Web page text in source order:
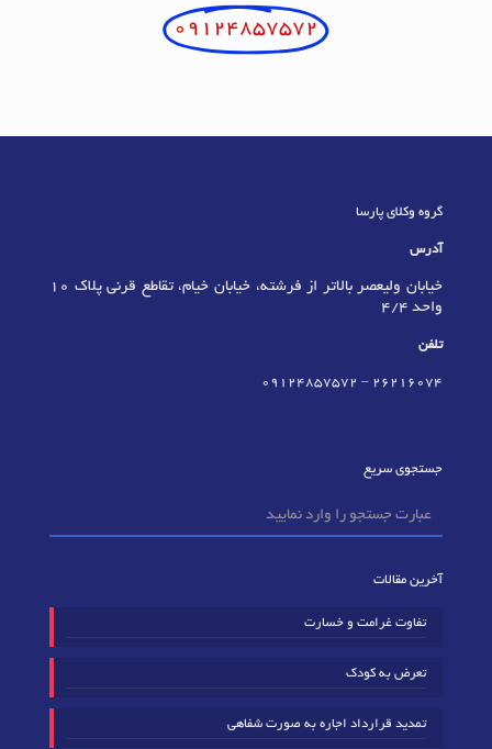
09124857572
گروه وکلای پارسا
آدرس
خیابان ولیعصر بالاتر از فرشته، خیابان خیام، تقاطع قرنی پلاک 10
واحد 4/4
تلفن
٢٦٢١٦٠٧٤ –
09124857572
جستجوی سریع
آخرین مقالات
تفاوت غرامت و خسارت
تعرض به کودک
تمدید قرارداد اجاره به صورت شفاهی